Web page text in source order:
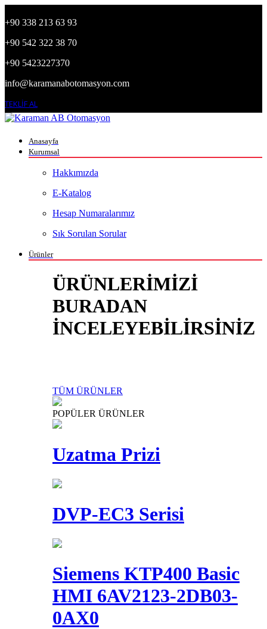
+90 338 213 63 93
+90 542 322 38 70
+90 5423227370
info@karamanabotomasyon.com
TEKLİF AL
Anasayfa
Kurumsal
Hakkımızda
E-Katalog
Hesap Numaralarımız
Sık Sorulan Sorular
Ürünler
ÜRÜNLERİMİZİ
BURADAN
İNCELEYEBİLİRSİNİZ
TÜM ÜRÜNLER
POPÜLER ÜRÜNLER
Uzatma Prizi
DVP-EC3 Serisi
Siemens KTP400 Basic
HMI 6AV2123-2DB03-
0AX0